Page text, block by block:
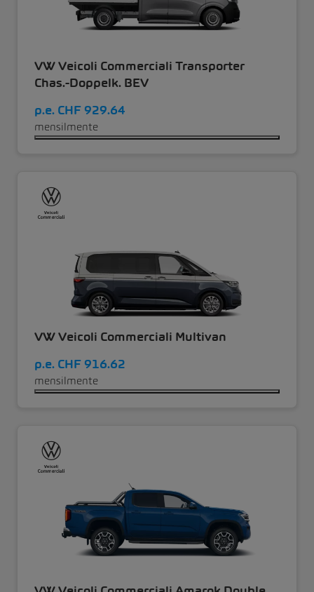
VW Veicoli Commerciali Transporter
Chas.-Doppelk. BEV
p.e. CHF 929.64
mensilmente
VW Veicoli Commerciali Multivan
p.e. CHF 916.62
mensilmente